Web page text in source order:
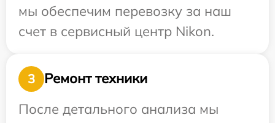
мы обеспечим перевозку за наш
счет в сервисный центр Nikon.
3
Ремонт техники
После детального анализа мы